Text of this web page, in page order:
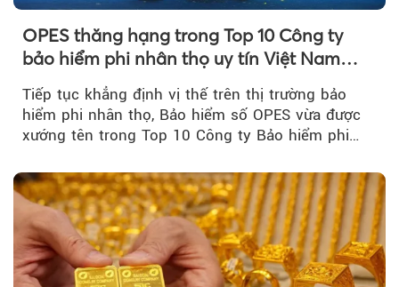
OPES thăng hạng trong Top 10 Công ty
bảo hiểm phi nhân thọ uy tín Việt Nam
2026
Tiếp tục khẳng định vị thế trên thị trường bảo
hiểm phi nhân thọ, Bảo hiểm số OPES vừa được
xướng tên trong Top 10 Công ty Bảo hiểm phi